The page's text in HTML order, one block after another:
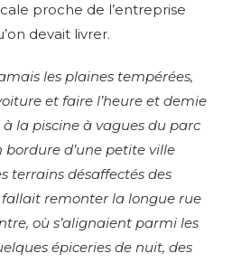
proche de l’entreprise
devait livrer.
les plaines tempérées,
et faire l’heure et demie
la piscine à vagues du parc
d’une petite ville
terrains désaffectés des
remonter la longue rue
où s’alignaient parmi les
épiceries de nuit, des